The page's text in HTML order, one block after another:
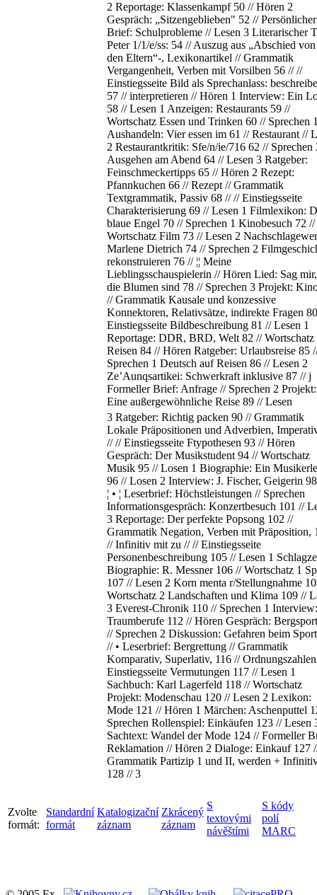
2 Reportage: Klassenkampf 50 // Hören 2
Gespräch: „Sitzengeblieben" 52 // Persönlicher
Brief: Schulprobleme // Lesen 3 Literarischer
Peter 1/1/e/ss: 54 // Auszug aus „Abschied
den Eltern“-, Lexikonartikel // Grammatik
Vergangenheit, Verben mit Vorsilben 56 // //
Einstiegsseite Bild als Sprechanlass:
57 // interpretieren // Hören 1 Interview: Ein
58 // Lesen 1 Anzeigen: Restaurants 59 //
Wortschatz Essen und Trinken 60 // Sprechen
Aushandeln: Vier essen im 61 // Restaurant //
2 Restaurantkritik: Sfe/n/ie/716 62 // Sprechen
Ausgehen am Abend 64 // Lesen 3 Ratgeber:
Feinschmeckertipps 65 // Hören 2 Rezept:
Pfannkuchen 66 // Rezept // Grammatik
Textgrammatik, Passiv 68 // // Einstiegsseite
Charakterisierung 69 // Lesen 1 Filmlexikon:
blaue Engel 70 // Sprechen 1 Kinobesuch 72 //
Wortschatz Film 73 // Lesen 2
Marlene Dietrich 74 // Sprechen 2
rekonstruieren 76 // ¦¦ Meine
Lieblingsschauspielerin // Hören Lied: Sag
die Blumen sind 78 // Sprechen 3 Projekt:
// Grammatik Kausale und konzessive
Konnektoren, Relativsätze, indirekte Fragen
Einstiegsseite Bildbeschreibung 81 // Lesen 1
Reportage: DDR, BRD, Welt 82 // Wortschatz
Reisen 84 // Hören Ratgeber: Urlaubsreise 85
Sprechen 1 Deutsch auf Reisen 86 // Lesen 2
Ze’Aunqsartikei: Schwerkraft inklusive 87 // j
Formeller Brief: Anfrage // Sprechen 2 Projekt:
Eine außergewöhnliche Reise 89 // Lesen
3 Ratgeber: Richtig packen 90 // Grammatik
Lokale Präpositionen und Adverbien,
// // Einstiegsseite Ftypothesen 93 // Hören
Gespräch: Der Musikstudent 94 // Wortschatz
Musik 95 // Losen 1 Biographie: Ein
96 // Losen 2 Interview: J. Fischer, Geigerin 98
¦ • ¦ Leserbrief: Höchstleistungen // Sprechen
Informationsgespräch: Konzertbesuch 101 //
3 Reportage: Der perfekte Popsong 102 //
Grammatik Negation, Verben mit Präposition,
// Infinitiv mit zu // // Einstiegsseite
Personenbeschreibung 105 // Lesen 1
Biographie: R. Messner 106 // Wortschatz 1
107 // Lesen 2 Korn menta r/Stellungnahme
Wortschatz 2 Landschaften und Klima 109 //
3 Everest-Chronik 110 // Sprechen 1 Interview:
Traumberufe 112 // Hören Gespräch:
// Sprechen 2 Diskussion: Gefahren beim
// • Leserbrief: Bergrettung // Grammatik
Komparativ, Superlativ, 116 //
Einstiegsseite Vermutungen 117 // Lesen 1
Sachbuch: Karl Lagerfeld 118 // Wortschatz
Projekt: Modenschau 120 // Lesen 2 Lexikon:
Mode 121 // Hören 1 Märchen: Aschenputtel
Sprechen Rollenspiel: Einkäufen 123 // Lesen
Sachtext: Wandel der Mode 124 // Formeller
Reklamation // Hören 2 Dialoge: Einkauf 127
Grammatik Partizip 1 und II, werden +
128 // 3
Zvolte
formát:
Standardní
formát
Katalogizační
záznam
Zkrácený
záznam
S
textovými
návěštími
S kódy
polí
MARC